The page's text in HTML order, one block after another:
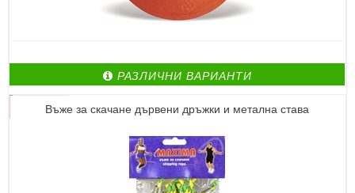
РАЗЛИЧНИ ВАРИАНТИ
Въже за скачане дървени дръжки и метална става